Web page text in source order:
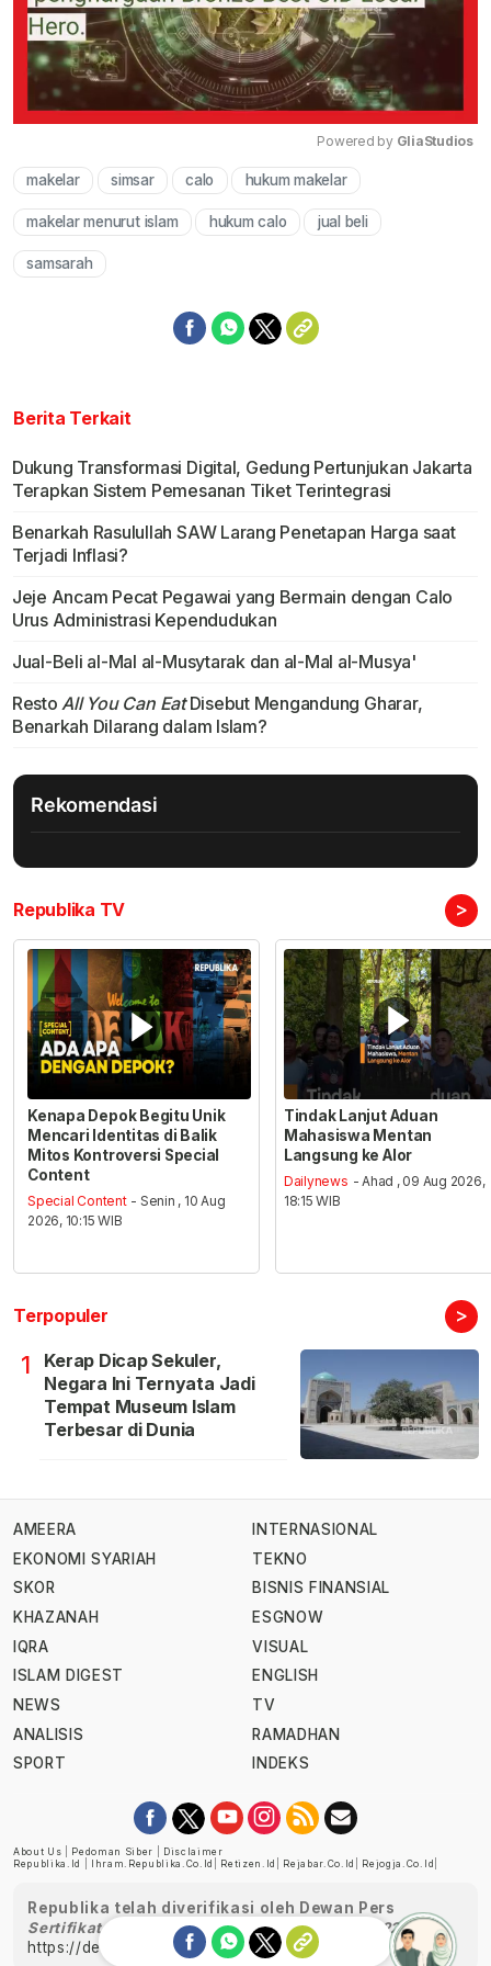
Powered by GliaStudios
makelar simsar calo hukum makelar
makelar menurut islam hukum calo jual beli
samsarah
Berita Terkait
Dukung Transformasi Digital, Gedung Pertunjukan Jakarta
Terapkan Sistem Pemesanan Tiket Terintegrasi
Benarkah Rasulullah SAW Larang Penetapan Harga saat
Terjadi Inflasi?
Jeje Ancam Pecat Pegawai yang Bermain dengan Calo
Urus Administrasi Kependudukan
Jual-Beli al-Mal al-Musytarak dan al-Mal al-Musya'
Resto All You Can EatDisebut Mengandung Gharar,
Benarkah Dilarang dalam Islam?
Rekomendasi
Republika TV >
Kenapa Depok Begitu Unik
Mencari Identitas di Balik
Mitos Kontroversi Special
Content
Special Content - Senin , 10 Aug
2026, 10:15 WIB
Tindak Lanjut Aduan
Mahasiswa Mentan
Langsung ke Alor
Dailynews - Ahad , 09 Aug 2026,
18:15 WIB
Terpopuler >
1
Kerap Dicap Sekuler,
Negara Ini Ternyata Jadi
Tempat Museum Islam
Terbesar di Dunia
AMEERA
EKONOMI SYARIAH
SKOR
KHAZANAH
IQRA
ISLAM DIGEST
NEWS
ANALISIS
SPORT
INTERNASIONAL
TEKNO
BISNIS FINANSIAL
ESGNOW
VISUAL
ENGLISH
TV
RAMADHAN
INDEKS
About Us Pedoman Siber
Disclaimer
Republika.id
Ihram.republika.co.id Retizen.id Rejabar.co.id Rejogja.co.id
Republika telah diverifikasi oleh Dewan Pers
Sertifikat Nomor 1058/DP-Verifikasi/K/XII/2022
https://dewanpers.or.id/data/perusahaanpers